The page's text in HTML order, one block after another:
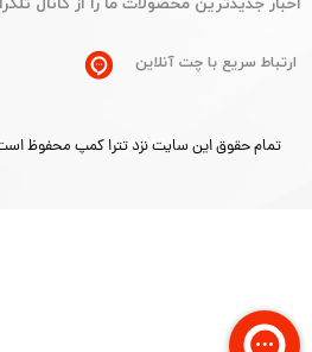
تمام حقوق این سایت نزد تترا کمپ محفوظ
ارتباط سریع با چت آنلاین